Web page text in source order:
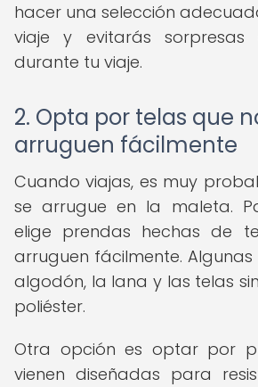
hacer una selección
viaje y evitarás sorpresas
durante tu viaje.
2. Opta por telas que
arruguen fácilmente
Cuando viajas, es muy
se arrugue en la maleta.
elige prendas hechas de
arruguen fácilmente.
algodón, la lana y las telas
poliéster.
Otra opción es optar por
vienen diseñadas para